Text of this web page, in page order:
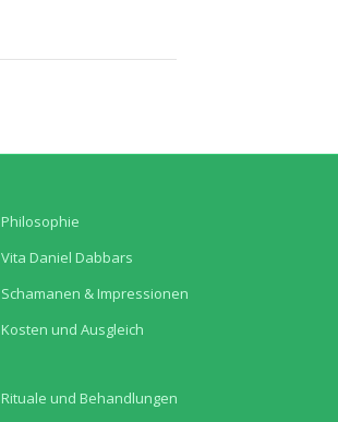
Philosophie
Vita Daniel Dabbars
Schamanen & Impressionen
Kosten und Ausgleich
Rituale und Behandlungen